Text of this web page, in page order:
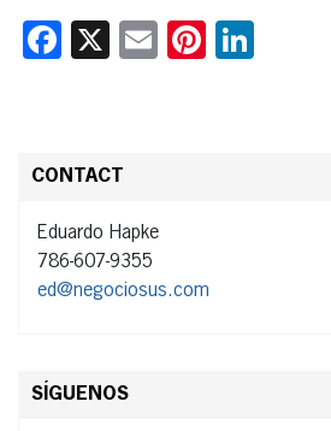
Facebook
X EmailPinterest
CONTACT
Eduardo Hapke
786-607-9355
ed@negociosus.com
SÍGUENOS